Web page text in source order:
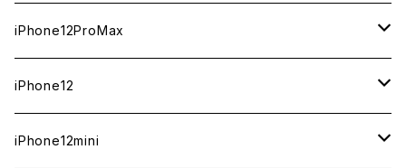
中古（整備済み）
新品
中古（整備済み）
中古（整備済み）
新品
中古（整備済み）
128GB
新品
中古（整備済み）
中古（整備済み）
新品
中古（整備済み）
128GB
新品
中古（整備済み）
新品
中古（整備済み）
256GB
新品
中古（整備済み）
128GB
新品
128GB
新品
中古（整備済み）
256GB
新品
512GB
iPhone12ProMax
512GB
新品
256GB
iPhone12
256GB
iPhone12mini